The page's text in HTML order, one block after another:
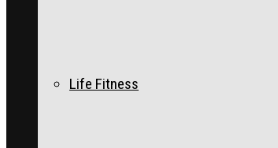
Life Fitness